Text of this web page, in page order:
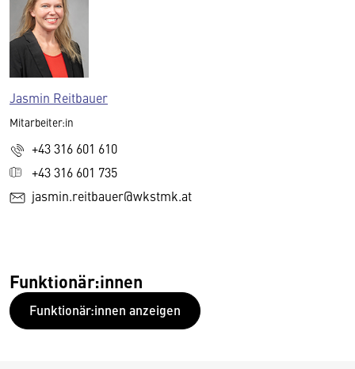
Jasmin Reitbauer
Mitarbeiter:in
+43 316 601 610
+43 316 601 735
jasmin.reitbauer@wkstmk.at
Funktionär:innen
Funktionär:innen anzeigen